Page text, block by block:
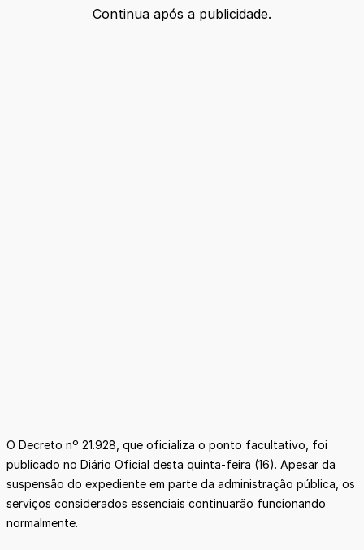
Continua após a publicidade.
O Decreto nº 21.928, que oficializa o ponto facultativo, foi
publicado no Diário Oficial desta quinta-feira (16). Apesar da
suspensão do expediente em parte da administração pública, os
serviços considerados essenciais continuarão funcionando
normalmente.